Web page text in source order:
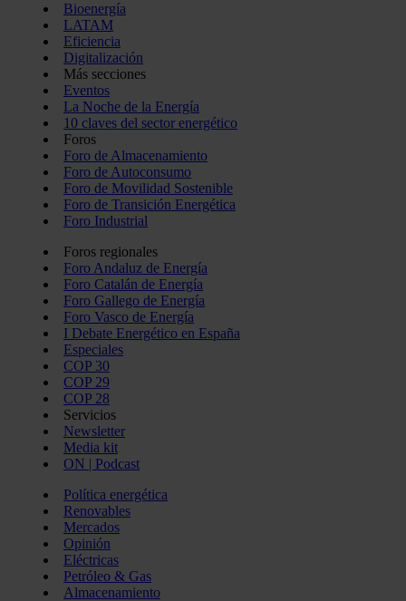
Bioenergía
LATAM
Eficiencia
Digitalización
Más secciones
Eventos
La Noche de la Energía
10 claves del sector energético
Foros
Foro de Almacenamiento
Foro de Autoconsumo
Foro de Movilidad Sostenible
Foro de Transición Energética
Foro Industrial
Foros regionales
Foro Andaluz de Energía
Foro Catalán de Energía
Foro Gallego de Energía
Foro Vasco de Energía
I Debate Energético en España
Especiales
COP 30
COP 29
COP 28
Servicios
Newsletter
Media kit
ON | Podcast
Política energética
Renovables
Mercados
Opinión
Eléctricas
Petróleo & Gas
Almacenamiento